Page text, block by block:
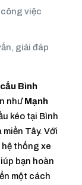
việc
giải đáp
Bình
nhưMạnh
kéo tại Bình
Tây. Với
thống xe
bạn hoàn
một cách